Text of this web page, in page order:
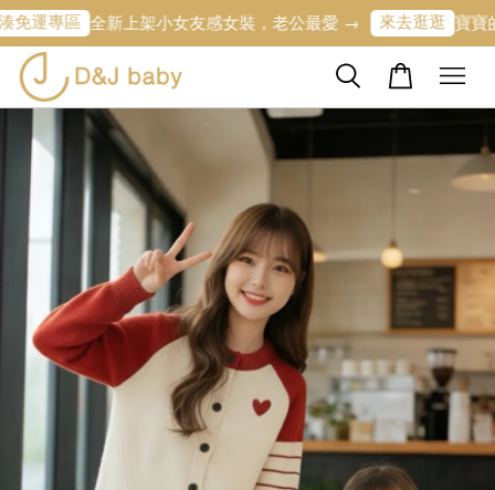
全新上架小女友感女裝，老公最愛 → 來去逛逛 寶寶的第一條